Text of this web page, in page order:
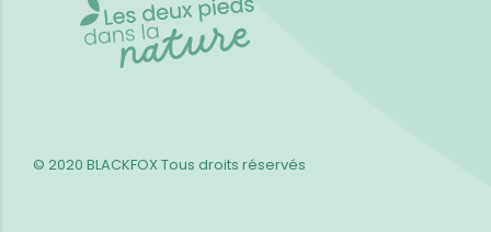
© 2020 BLACKFOXTous droits réservés